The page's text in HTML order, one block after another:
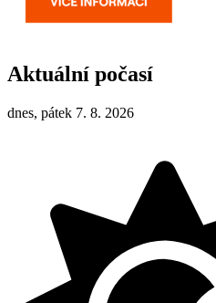
Aktuální počasí
dnes, pátek 7. 8. 2026